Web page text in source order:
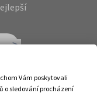
Vám poskytovali
o sledování procházení